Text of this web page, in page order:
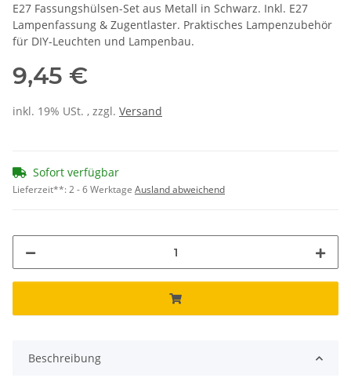
E27 Fassungshülsen-Set aus Metall in Schwarz. Inkl. E27
Lampenfassung & Zugentlaster. Praktisches Lampenzubehör
für DIY-Leuchten und Lampenbau.
9,45 €
inkl. 19% USt. , zzgl. Versand
Sofort verfügbar
Lieferzeit**:2 - 6 Werktage Ausland abweichend
Beschreibung